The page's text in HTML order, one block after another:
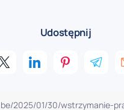
Udostępnij